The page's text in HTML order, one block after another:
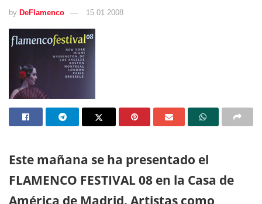
by DeFlamenco 15 01 2008
Este mañana se ha presentado el
FLAMENCO FESTIVAL 08 en la Casa de